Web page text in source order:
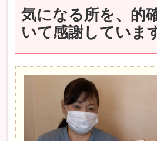
気になる所を、的
いて感謝していま